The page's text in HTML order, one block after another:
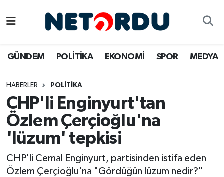
GÜNDEM POLİTİKA EKONOMİ SPOR MEDYA
HABERLER POLİTİKA
CHP'li Enginyurt'tan
Özlem Çerçioğlu'na
'lüzum' tepkisi
CHP'li Cemal Enginyurt, partisinden istifa eden
Özlem Çerçioğlu'na "Gördüğün lüzum nedir?"
DÜNYA
EĞİTİM
EKONOMİ
Namaz Vakitleri
Trafik Durumu
Süper Lig Puan Durumu ve Fikstür
Tüm Manşetler